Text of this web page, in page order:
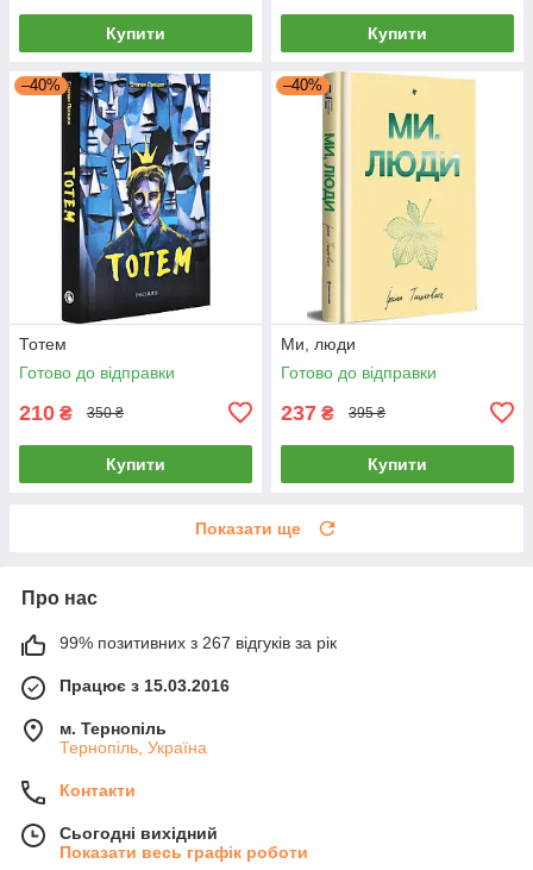
Купити Купити
–40%
Тотем
Готово до відправки
210 ₴ 350 ₴
Купити
–40%
Ми, люди
Готово до відправки
237 ₴ 395 ₴
Купити
Показати ще
Про нас
99% позитивних з 267 відгуків за рік
Працює з 15.03.2016
м. Тернопіль
Тернопіль, Україна
Контакти
Сьогодні вихідний
Показати весь графік роботи